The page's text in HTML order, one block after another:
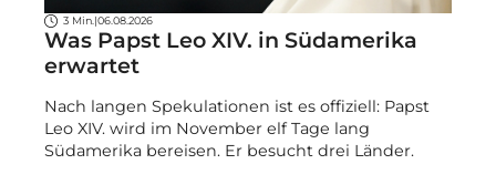
3 Min.|06.08.2026
Was Papst Leo XIV. in Südamerika
erwartet
Nach langen Spekulationen ist es offiziell: Papst
Leo XIV. wird im November elf Tage lang
Südamerika bereisen. Er besucht drei Länder.